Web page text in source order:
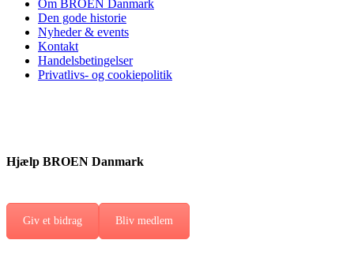
Om BROEN Danmark
Den gode historie
Nyheder & events
Kontakt
Handelsbetingelser
Privatlivs- og cookiepolitik
Hjælp BROEN Danmark
Giv et bidrag Bliv medlem